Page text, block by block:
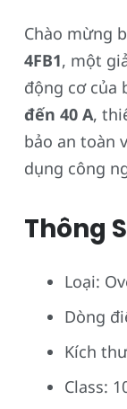
Chào mừng
4FB1, một
động cơ của
đến 40 A,
bảo an toàn
dụng công
Thông
Loại:
Dòng
Kích
Class: